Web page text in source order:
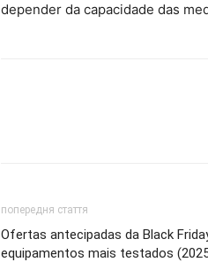
depender da capacidade das
попередня стаття
Ofertas antecipadas da Black
equipamentos mais testados